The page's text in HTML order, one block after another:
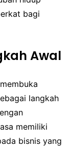
bagi
Awal
langkah
memiliki
bisnis yang